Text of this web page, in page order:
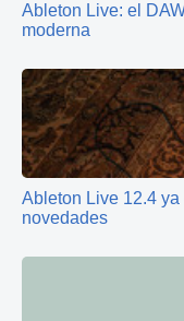
Ableton Live: el
moderna
Ableton Live 12.4
novedades